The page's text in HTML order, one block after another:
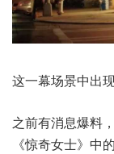
这一幕场景中出
之前有消息爆料
《惊奇女士》中